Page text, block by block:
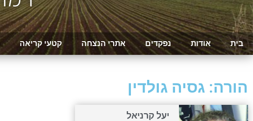
בית אודות נפקדים אתרי הנצחה קטעי קריאה
הורה: גסיה גולדין
יעל קרניאל